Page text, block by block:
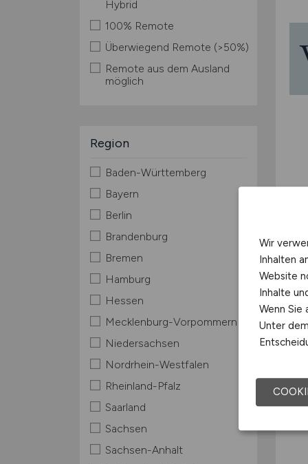
Hybrid
100% Remote
Überwiegend Remote (>50%)
Remote aus dem Ausland
möglich
Region
Baden-Württemberg
Bayern
Berlin
Brandenburg
Bremen
Hamburg
Hessen
Mecklenburg-Vorpommern
Niedersachsen
Nordrhein-Westfalen
Rheinland-Pfalz
Saarland
Sachsen
Sachsen-Anhalt
Wir
Inhalten
Website
Inhalte
Wenn Sie
Unter